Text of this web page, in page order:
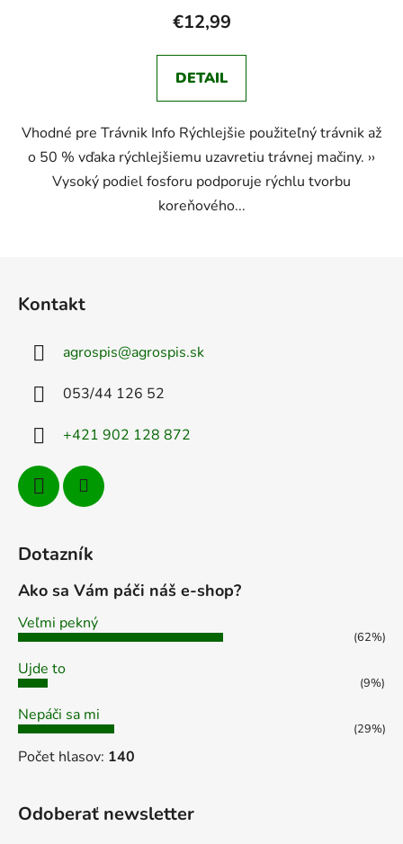
€12,99
DETAIL
Vhodné pre Trávnik Info Rýchlejšie použiteľný trávnik až
o 50 % vďaka rýchlejšiemu uzavretiu trávnej mačiny. ››
Vysoký podiel fosforu podporuje rýchlu tvorbu
koreňového...
Kontakt
agrospis@agrospis.sk
053/44 126 52
+421 902 128 872
Dotazník
Ako sa Vám páči náš e-shop?
Veľmi pekný
(62%)
Ujde to
(9%)
Nepáči sa mi
(29%)
Počet hlasov: 140
Odoberať newsletter